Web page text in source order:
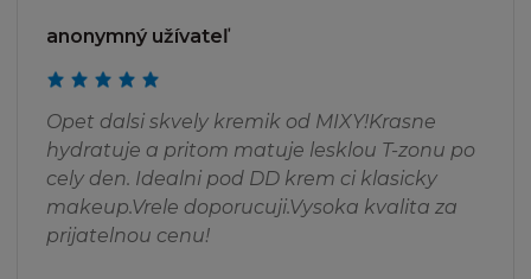
anonymný užívateľ
Opet dalsi skvely kremik od MIXY!Krasne
hydratuje a pritom matuje lesklou T-zonu po
cely den. Idealni pod DD krem ci klasicky
makeup.Vrele doporucuji.Vysoka kvalita za
prijatelnou cenu!
databází nebo k šíření databázových stránek
obsahujících celou nebo jen část Stránky.
SVOLENÍ
Pokud budete chtít získat informace od firmy
L´Oréal ohledně svolení používat jakýkoliv
Obsah, nebo pokud budete chtít připojit vaši
stránku k oficiální Stránce L´Oréal, zašlete váš